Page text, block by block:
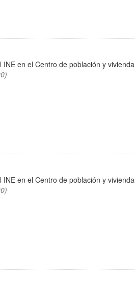
en el Centro de población y vivienda
en el Centro de población y vivienda